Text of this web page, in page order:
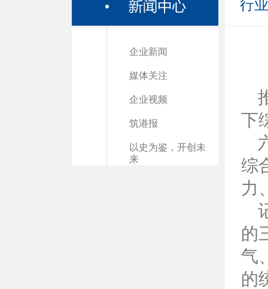
企业新闻
媒体关注
企业视频
筑港报
以史为鉴，开创未
来
行
下
综
力
的
气
的